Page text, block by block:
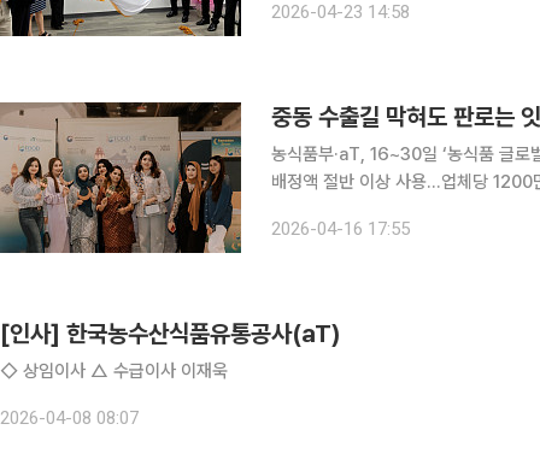
와 2·3선 도시로 확산하는 흐름에 맞
2026-04-23 14:58
중동 수출길 막혀도 판로는
농식품부·aT, 16~30일 ‘농식품 글로
배정액 절반 이상 사용…업체당 1200만원 지원 중동 전쟁 장기화로 해상 운
접 골라 활용할 수 있는 맞춤형 방식
2026-04-16 17:55
[인사] 한국농수산식품유통공사(aT)
◇ 상임이사 △ 수급이사 이재욱
2026-04-08 08:07